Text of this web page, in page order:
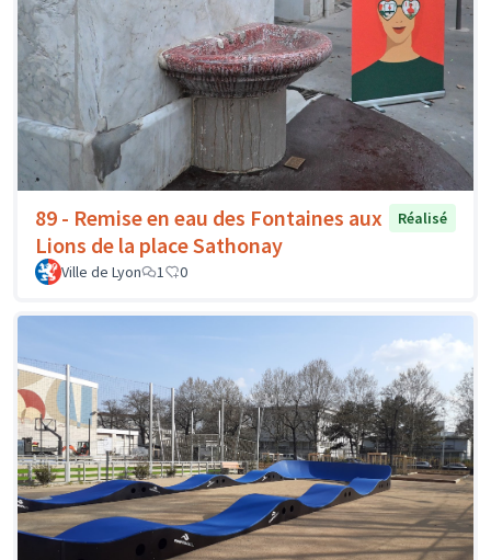
89 - Remise en eau des Fontaines aux
Lions de la place Sathonay
Réalisé
Ville de Lyon 1 0